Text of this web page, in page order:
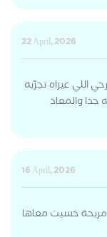
22 April, 2026
اللي عيزاه تجرّبه
جدا والمعاد
16 April, 2026
مريحة خسيت معاها